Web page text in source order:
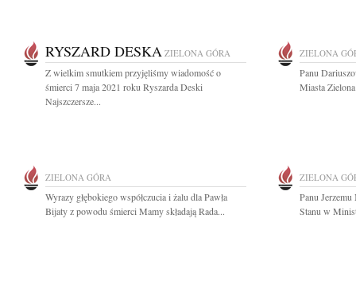
RYSZARD DESKA ZIELONA GÓRA
Z wielkim smutkiem przyjęliśmy wiadomość o
śmierci 7 maja 2021 roku Ryszarda Deski
Najszczersze...
ZIELONA
Panu
Miasta
ZIELONA GÓRA
Wyrazy głębokiego współczucia i żalu dla Pawła
Bijaty z powodu śmierci Mamy składają Rada...
ZIELONA
Panu
Stanu w